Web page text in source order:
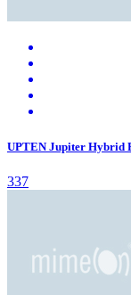
UPTEN Jupiter Hybrid
337